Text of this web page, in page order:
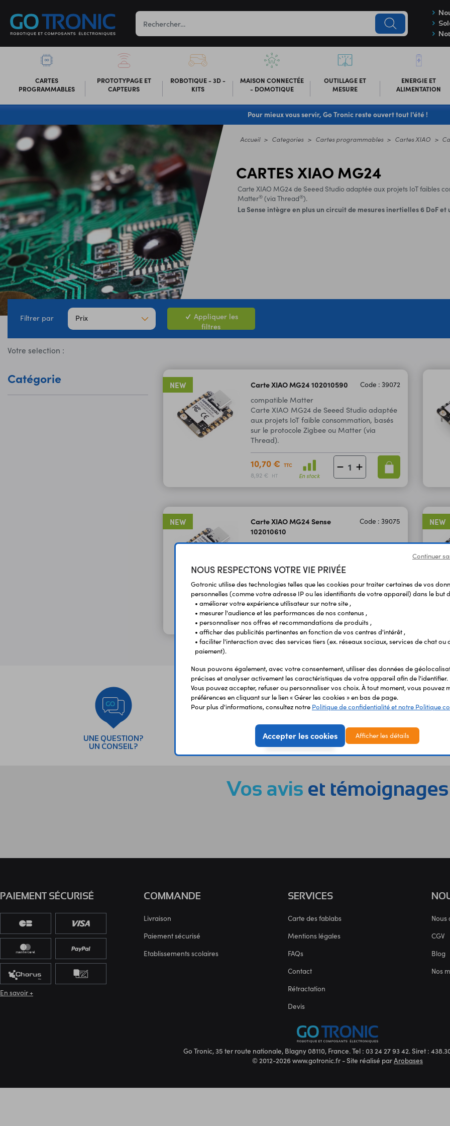
CARTES
PROGRAMMABLES
PROTOTYPAGE ET
CAPTEURS
ROBOTIQUE - 3D -
KITS
MAISON CONNECTÉE
- DOMOTIQUE
OUTILLAGE ET
MESURE
ENERGIE ET
ALIMENTATION
Pour mieux vous servir, Go Tronic reste ouvert tout l'été !
Accueil Categories Cartes programmables Cartes XIAO
CARTES XIAO MG24
Carte XIAO MG24 de Seeed Studio adaptée aux projets IoT faibles
Matter® (via Thread®).
La Sense intègre en plus un circuit de mesures inertielles 6 DoF et
Filtrer par Prix
Appliquer les
filtres
Votre selection :
Catégorie NEW Carte XIAO MG24 102010590 Code : 39072
compatible Matter
Carte XIAO MG24 de Seeed Studio adaptée
aux projets IoT faible consommation, basés
sur le protocole Zigbee ou Matter (via
Thread).
10,70 € TTC
8,92 € HT En stock
NEW
Carte XIAO MG24 Sense
102010610
Code : 39075
compatible Matter
adaptée aux projets IoT faible
ou Matter (via Thread). Cette version Sense
intègre un circuit de mesures spatiales 6
axes et un micro.
14,60 € TTC
12,17 € HT En stock
NEW
UNE QUESTION?
UN CONSEIL?
LIVRAISON
RAPIDE
Vos avis et témoignages
COMMANDE
Livraison
Paiement sécurisé
Etablissements scolaires
SERVICES
Carte des fablabs
Mentions légales
FAQs
Contact
Rétractation
Devis
Nous
CGV
Blog
Nos
PAIEMENT SÉCURISÉ
En savoir +
Go Tronic, 35 ter route nationale, Blagny 08110, France. Tel : 03 24 27 93 42. Siret :
© 2012-2026 www.gotronic.fr - Site réalisé parArobases
Continuer
NOUS RESPECTONS VOTRE VIE PRIVÉE
Gotronic utilise des technologies telles que les cookies pour traiter certaines de vos
personnelles (comme votre adresse IP ou les identifiants de votre appareil) dans le but
• améliorer votre expérience utilisateur sur notre site ,
• mesurer l'audience et les performances de nos contenus ,
• personnaliser nos offres et recommandations de produits ,
• afficher des publicités pertinentes en fonction de vos centres d'intérêt ,
• faciliter l'interaction avec des services tiers (ex. réseaux sociaux, services de chat ou
paiement).
Nous pouvons également, avec votre consentement, utiliser des données de
précises et analyser activement les caractéristiques de votre appareil afin de l'identifier.
Vous pouvez accepter, refuser ou personnaliser vos choix. À tout moment, vous pouvez
préférences en cliquant sur le lien « Gérer les cookies » en bas de page.
Pour plus d'informations, consultez notre Politique de confidentialité et notre Politique
Accepter les cookies Afficher les détails